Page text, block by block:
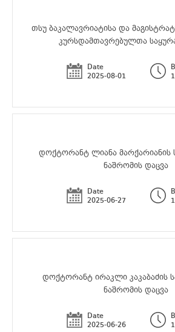
თსუ ბაკალავრიატისა და
კურსდამთავრებულთა
Date
2025-08-01
დოქტორანტ ლიანა მარქარიანის
ნაშრომის დაცვა
Date
2025-06-27
დოქტორანტ ირაკლი კაკაბაძის
ნაშრომის დაცვა
Date
2025-06-26